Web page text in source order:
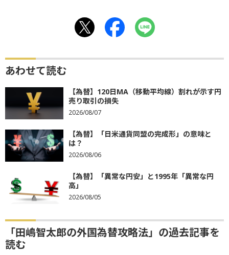
あわせて読む
【為替】120日MA（移動平均線）割れが示す円
売り取引の損失
2026/08/07
【為替】「日米通貨同盟の完成形」の意味と
は？
2026/08/06
【為替】「異常な円安」と1995年「異常な円
高」
2026/08/05
「田嶋智太郎の外国為替攻略法」の過去記事を
読む